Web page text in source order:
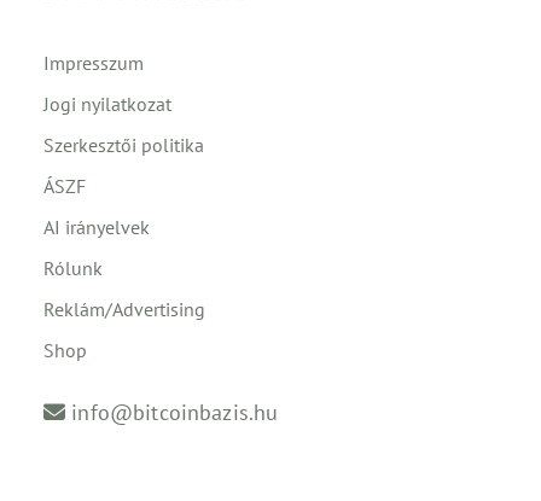
Impresszum
Jogi nyilatkozat
Szerkesztői politika
ÁSZF
AI irányelvek
Rólunk
Reklám/Advertising
Shop
info@bitcoinbazis.hu